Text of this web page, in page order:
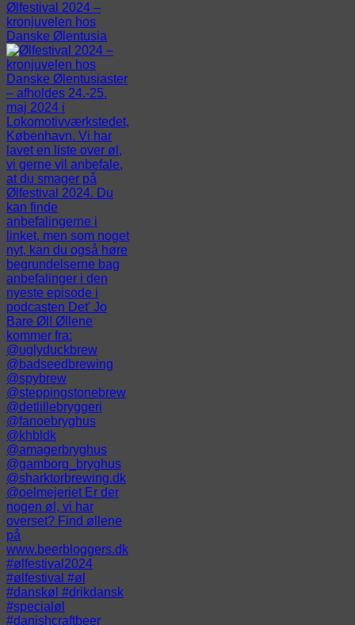
Ølfestival 2024 –
kronjuvelen hos
Danske Ølentusia